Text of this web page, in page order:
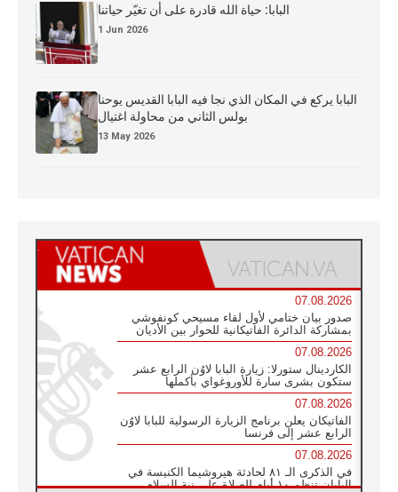
البابا: حياة الله قادرة على أن تغيّر حياتنا
1 Jun 2026
البابا يركع في المكان الذي نجا فيه البابا القديس يوحنا
بولس الثاني من محاولة اغتيال
13 May 2026
07.08.2026
صدور بيان ختامي لأول لقاء مسيحي كونفوشي
بمشاركة الدائرة الفاتيكانية للحوار بين الأديان
07.08.2026
الكاردينال ستورلا: زيارة البابا لاوُن الرابع عشر
ستكون بشرى سارة للأوروغواي بأكملها
07.08.2026
الفاتيكان يعلن برنامج الزيارة الرسولية للبابا لاوُن
الرابع عشر إلى فرنسا
07.08.2026
في الذكرى الـ ٨١ لحادثة هيروشيما الكنيسة في
اليابان تنظم ١٠ أيام للصلاة على نية السلام